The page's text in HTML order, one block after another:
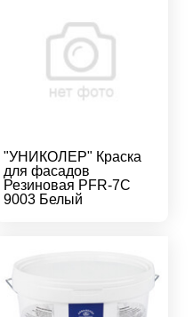
"УНИКОЛЕР" Краска
для фасадов
Резиновая PFR-7C
9003 Белый